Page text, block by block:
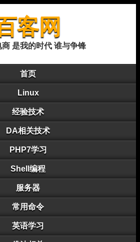
客网
商 是我的时代 谁与争锋
首页
Linux
经验技术
DA相关技术
PHP7学习
Shell编程
服务器
常用命令
英语学习